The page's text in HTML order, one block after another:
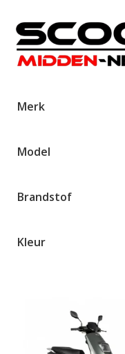
Merk
Model
Brandstof
Kleur